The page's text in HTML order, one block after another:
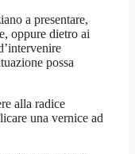
a presentare,
oppure dietro ai
possa
alla radice
una vernice ad